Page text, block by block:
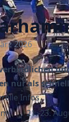
2026
nur als
Infos
21.-23.